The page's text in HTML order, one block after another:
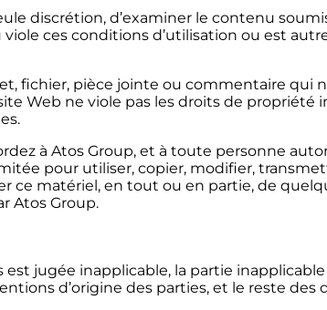
discrétion, d’examiner le contenu
viole ces conditions d’utilisation ou est
fichier, pièce jointe ou commentaire qui
Web ne viole pas les droits de
à Atos Group, et à toute personne
pour utiliser, copier, modifier,
matériel, en tout ou en partie, de
Atos Group.
est jugée inapplicable, la partie
d’origine des parties, et le reste